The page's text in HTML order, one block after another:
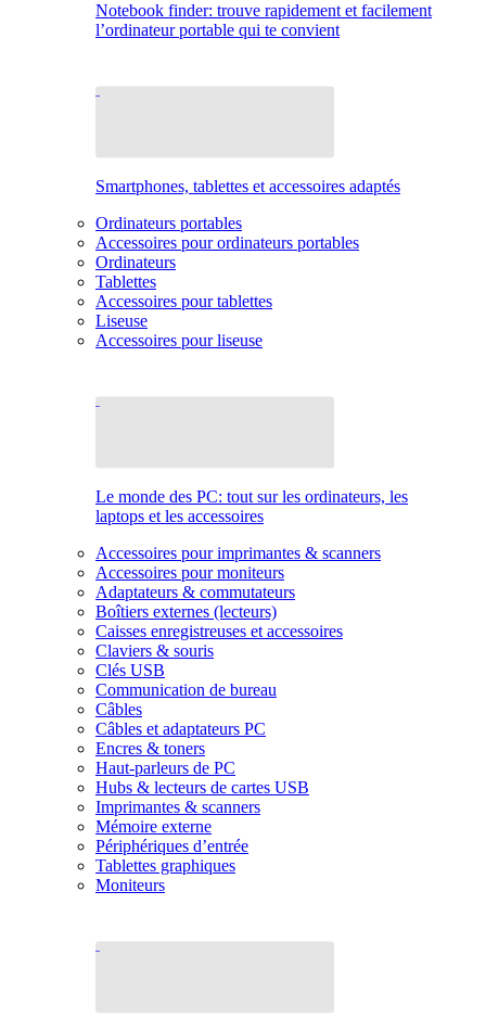
Notebook finder: trouve rapidement et facilement
l’ordinateur portable qui te convient
Smartphones, tablettes et accessoires adaptés
Ordinateurs portables
Accessoires pour ordinateurs portables
Ordinateurs
Tablettes
Accessoires pour tablettes
Liseuse
Accessoires pour liseuse
Le monde des PC: tout sur les ordinateurs, les
laptops et les accessoires
Accessoires pour imprimantes & scanners
Accessoires pour moniteurs
Adaptateurs & commutateurs
Boîtiers externes (lecteurs)
Caisses enregistreuses et accessoires
Claviers & souris
Clés USB
Communication de bureau
Câbles
Câbles et adaptateurs PC
Encres & toners
Haut-parleurs de PC
Hubs & lecteurs de cartes USB
Imprimantes & scanners
Mémoire externe
Périphériques d’entrée
Tablettes graphiques
Moniteurs